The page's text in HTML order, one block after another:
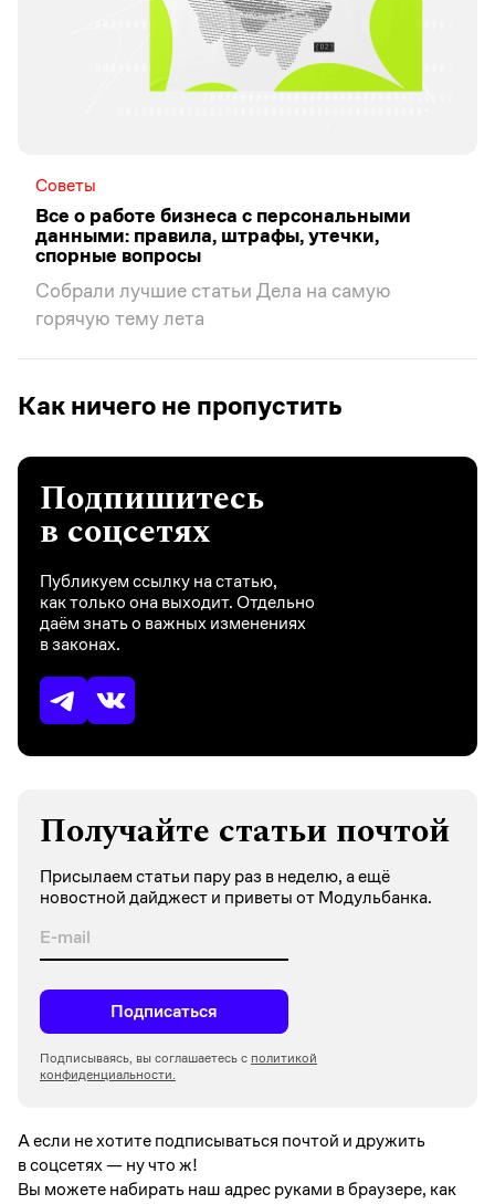
Советы
Все о работе бизнеса с персональными
данными: правила, штрафы, утечки,
спорные вопросы
Собрали лучшие статьи Дела на самую
горячую тему лета
Как ничего не пропустить
Подпишитесь
в соцсетях
Публикуем ссылку на статью,
как только она выходит. Отдельно
даём знать о важных изменениях
в законах.
Получайте статьи почтой
Присылаем статьи пару раз в неделю, а ещё
новостной дайджест и приветы от Модульбанка.
Подписаться
Подписываясь, вы соглашаетесь с политикой
конфиденциальности.
А если не хотите подписываться почтой и дружить
в соцсетях —ну что ж!
Вы можете набирать наш адрес руками в браузере, как